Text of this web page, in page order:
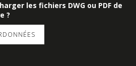
les fichiers DWG ou PDF de
?